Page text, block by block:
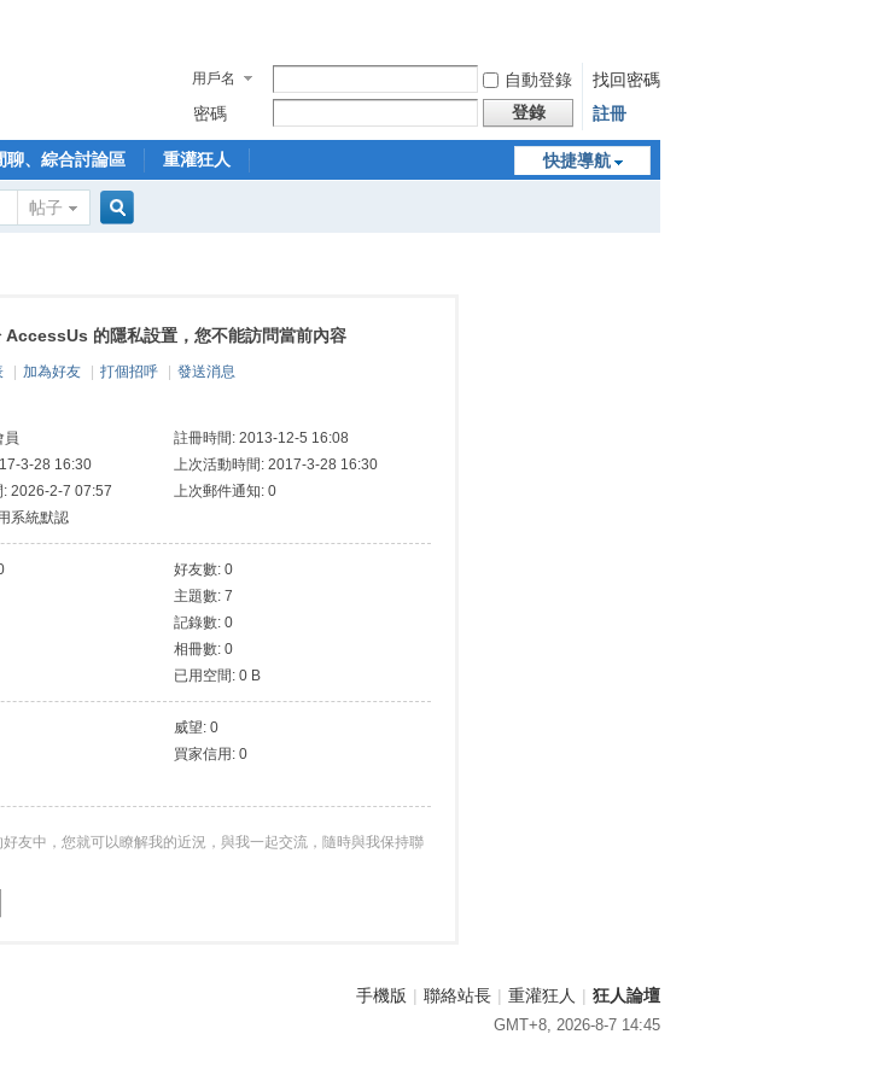
用戶名 自動登錄
找回密碼
密碼
登錄 註冊
快捷導航
聊、綜合討論區 重灌狂人
帖子
索
AccessUs 的隱私設置，您不能訪問當前內容
加為好友 打個招呼 發送消息
員
註冊時間: 2013-12-5 16:08
3-28 16:30
上次活動時間: 2017-3-28 16:30
2026-2-7 07:57
上次郵件通知: 0
系統默認
好友數: 0
主題數: 7
記錄數: 0
相冊數: 0
已用空間: 0 B
威望: 0
買家信用: 0
友中，您就可以瞭解我的近況，與我一起交流，隨時與我保持聯
手機版 | 聯絡站長 | 重灌狂人 | 狂人論壇
GMT+8, 2026-8-7 14:45